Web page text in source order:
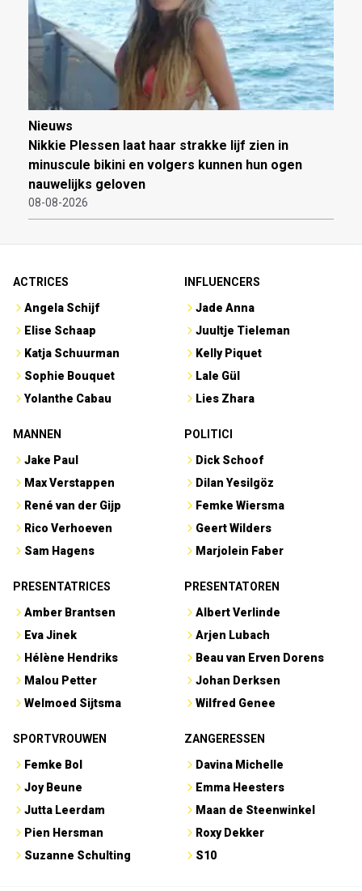
Nieuws
Nikkie Plessen laat haar strakke lijf zien in
minuscule bikini en volgers kunnen hun ogen
nauwelijks geloven
08-08-2026
ACTRICES
Angela Schijf
Elise Schaap
Katja Schuurman
Sophie Bouquet
Yolanthe Cabau
INFLUENCERS
Jade Anna
Juultje Tieleman
Kelly Piquet
Lale Gül
Lies Zhara
MANNEN
Jake Paul
Max Verstappen
René van der Gijp
Rico Verhoeven
Sam Hagens
POLITICI
Dick Schoof
Dilan Yesilgöz
Femke Wiersma
Geert Wilders
Marjolein Faber
PRESENTATRICES
Amber Brantsen
Eva Jinek
Hélène Hendriks
Malou Petter
Welmoed Sijtsma
PRESENTATOREN
Albert Verlinde
Arjen Lubach
Beau van Erven Dorens
Johan Derksen
Wilfred Genee
SPORTVROUWEN
Femke Bol
Joy Beune
Jutta Leerdam
Pien Hersman
Suzanne Schulting
ZANGERESSEN
Davina Michelle
Emma Heesters
Maan de Steenwinkel
Roxy Dekker
S10